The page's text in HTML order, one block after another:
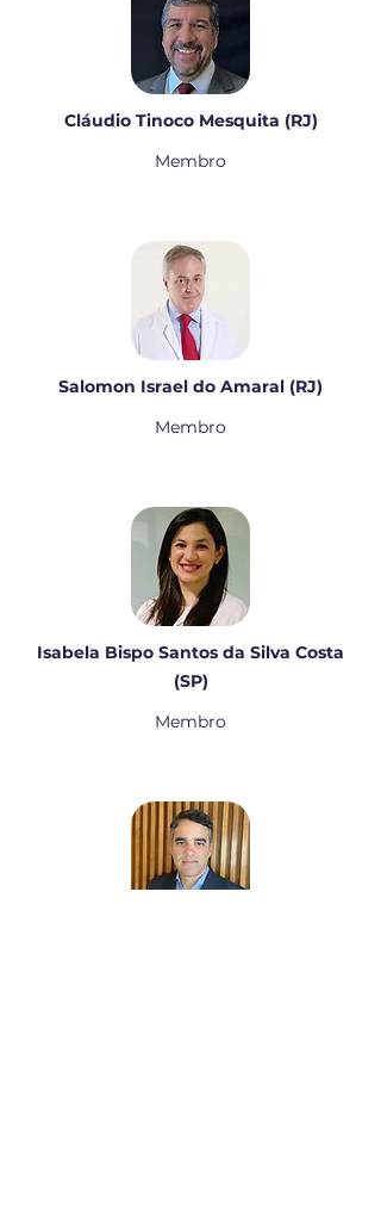
Cláudio Tinoco Mesquita (RJ)
Membro
Salomon Israel do Amaral (RJ)
Membro
Isabela Bispo Santos da Silva Costa
(SP)
Membro